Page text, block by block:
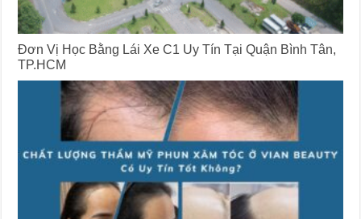
Đơn Vị Học Bằng Lái Xe C1 Uy Tín Tại Quận Bình Tân,
TP.HCM